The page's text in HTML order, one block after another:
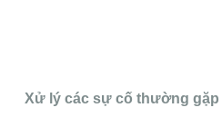
Xử lý các sự cố thường